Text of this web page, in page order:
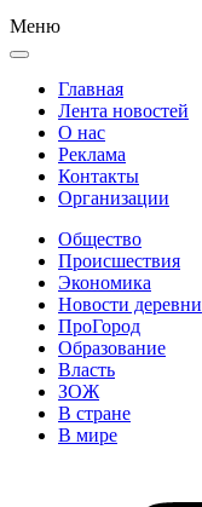
Меню
Главная
Лента новостей
О нас
Реклама
Контакты
Организации
Общество
Происшествия
Экономика
Новости деревни
ПроГород
Образование
Власть
ЗОЖ
В стране
В мире